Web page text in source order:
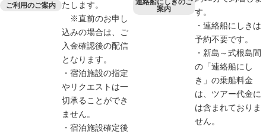
ご利用のご案内
たします。
※直前のお申し
込みの場合は、ご
入金確認後の配信
となります。
・宿泊施設の指定
やリクエストは一
切承ることができ
ません。
・宿泊施設確定後
案内
す。
・連絡船にしきは
予約不要です。
・新島～式根島間
の「連絡船にし
き」の乗船料金
は、ツアー代金に
は含まれておりま
せん。